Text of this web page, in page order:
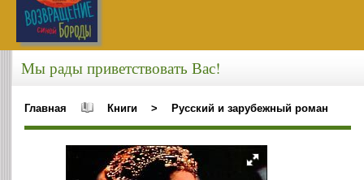
Мы рады приветствовать Вас!
Главная Книги > Русский и зарубежный роман